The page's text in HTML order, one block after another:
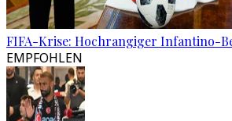
FIFA-Krise: Hochrangiger Infantino-
EMPFOHLEN